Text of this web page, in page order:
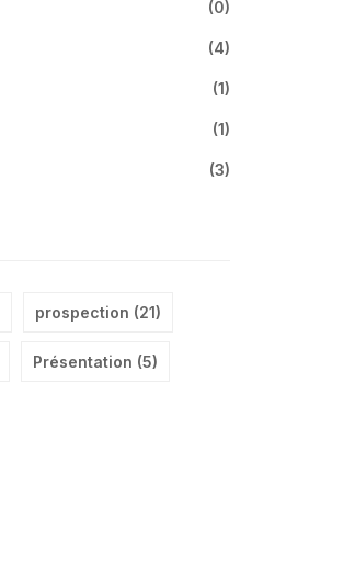
(0)
(4)
(1)
(1)
(3)
prospection (21)
Présentation (5)